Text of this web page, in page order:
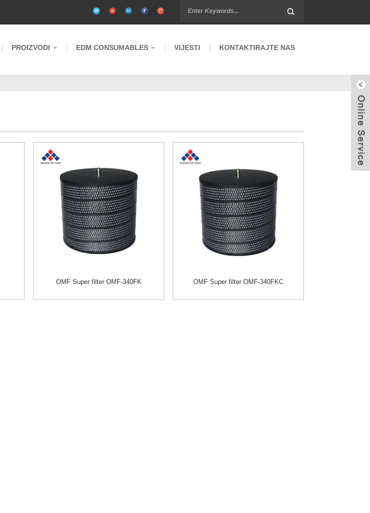
PROIZVODI EDM CONSUMABLES VIJESTI KONTAKTIRAJTE NAS
OMF Super filter OMF-340FK OMF Super filter OMF-340FKC